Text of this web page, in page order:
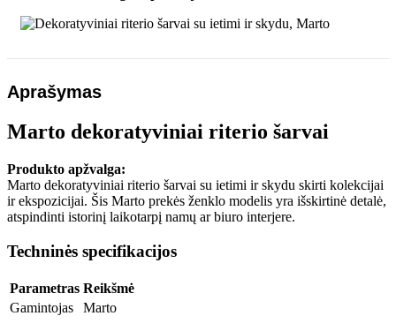
Marto
Aprašymas
Marto dekoratyviniai riterio šarvai
Produkto apžvalga:
Marto dekoratyviniai riterio šarvai su ietimi ir skydu skirti kolekcijai
ir ekspozicijai. Šis Marto prekės ženklo modelis yra išskirtinė detalė,
atspindinti istorinį laikotarpį namų ar biuro interjere.
Techninės specifikacijos
Parametras Reikšmė
Gamintojas
Marto